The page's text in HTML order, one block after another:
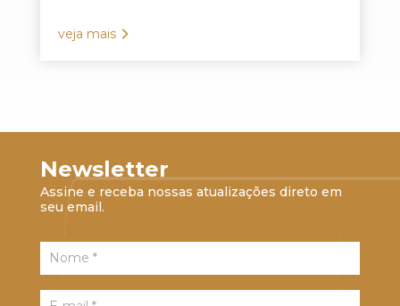
veja mais
Newsletter
Assine e receba nossas atualizações direto em
seu email.